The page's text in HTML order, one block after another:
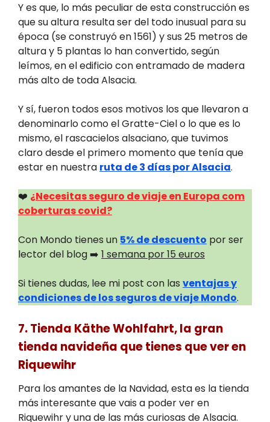
Y es que, lo más peculiar de esta construcción es
que su altura resulta ser del todo inusual para su
época (se construyó en 1561) y sus 25 metros de
altura y 5 plantas lo han convertido, según
leímos, en el edificio con entramado de madera
más alto de toda Alsacia.
Y sí, fueron todos esos motivos los que llevaron a
denominarlo como el Gratte-Ciel o lo que es lo
mismo, el rascacielos alsaciano, que tuvimos
claro desde el primero momento que tenía que
estar en nuestra ruta de 3 días por Alsacia.
❤️ ¿Necesitas seguro de viaje en Europa com
coberturas covid?
Con Mondo tienes un 5% de descuento por ser
lector del blog ➡️ 1 semana por 15 euros
Si tienes dudas, lee mi post con las ventajas y
condiciones de los seguros de viaje Mondo.
7. Tienda Käthe Wohlfahrt, la gran
tienda navideña que tienes que ver en
Riquewihr
Para los amantes de la Navidad, esta es la tienda
más interesante que vais a poder ver en
Riquewihr y una de las más curiosas de Alsacia.